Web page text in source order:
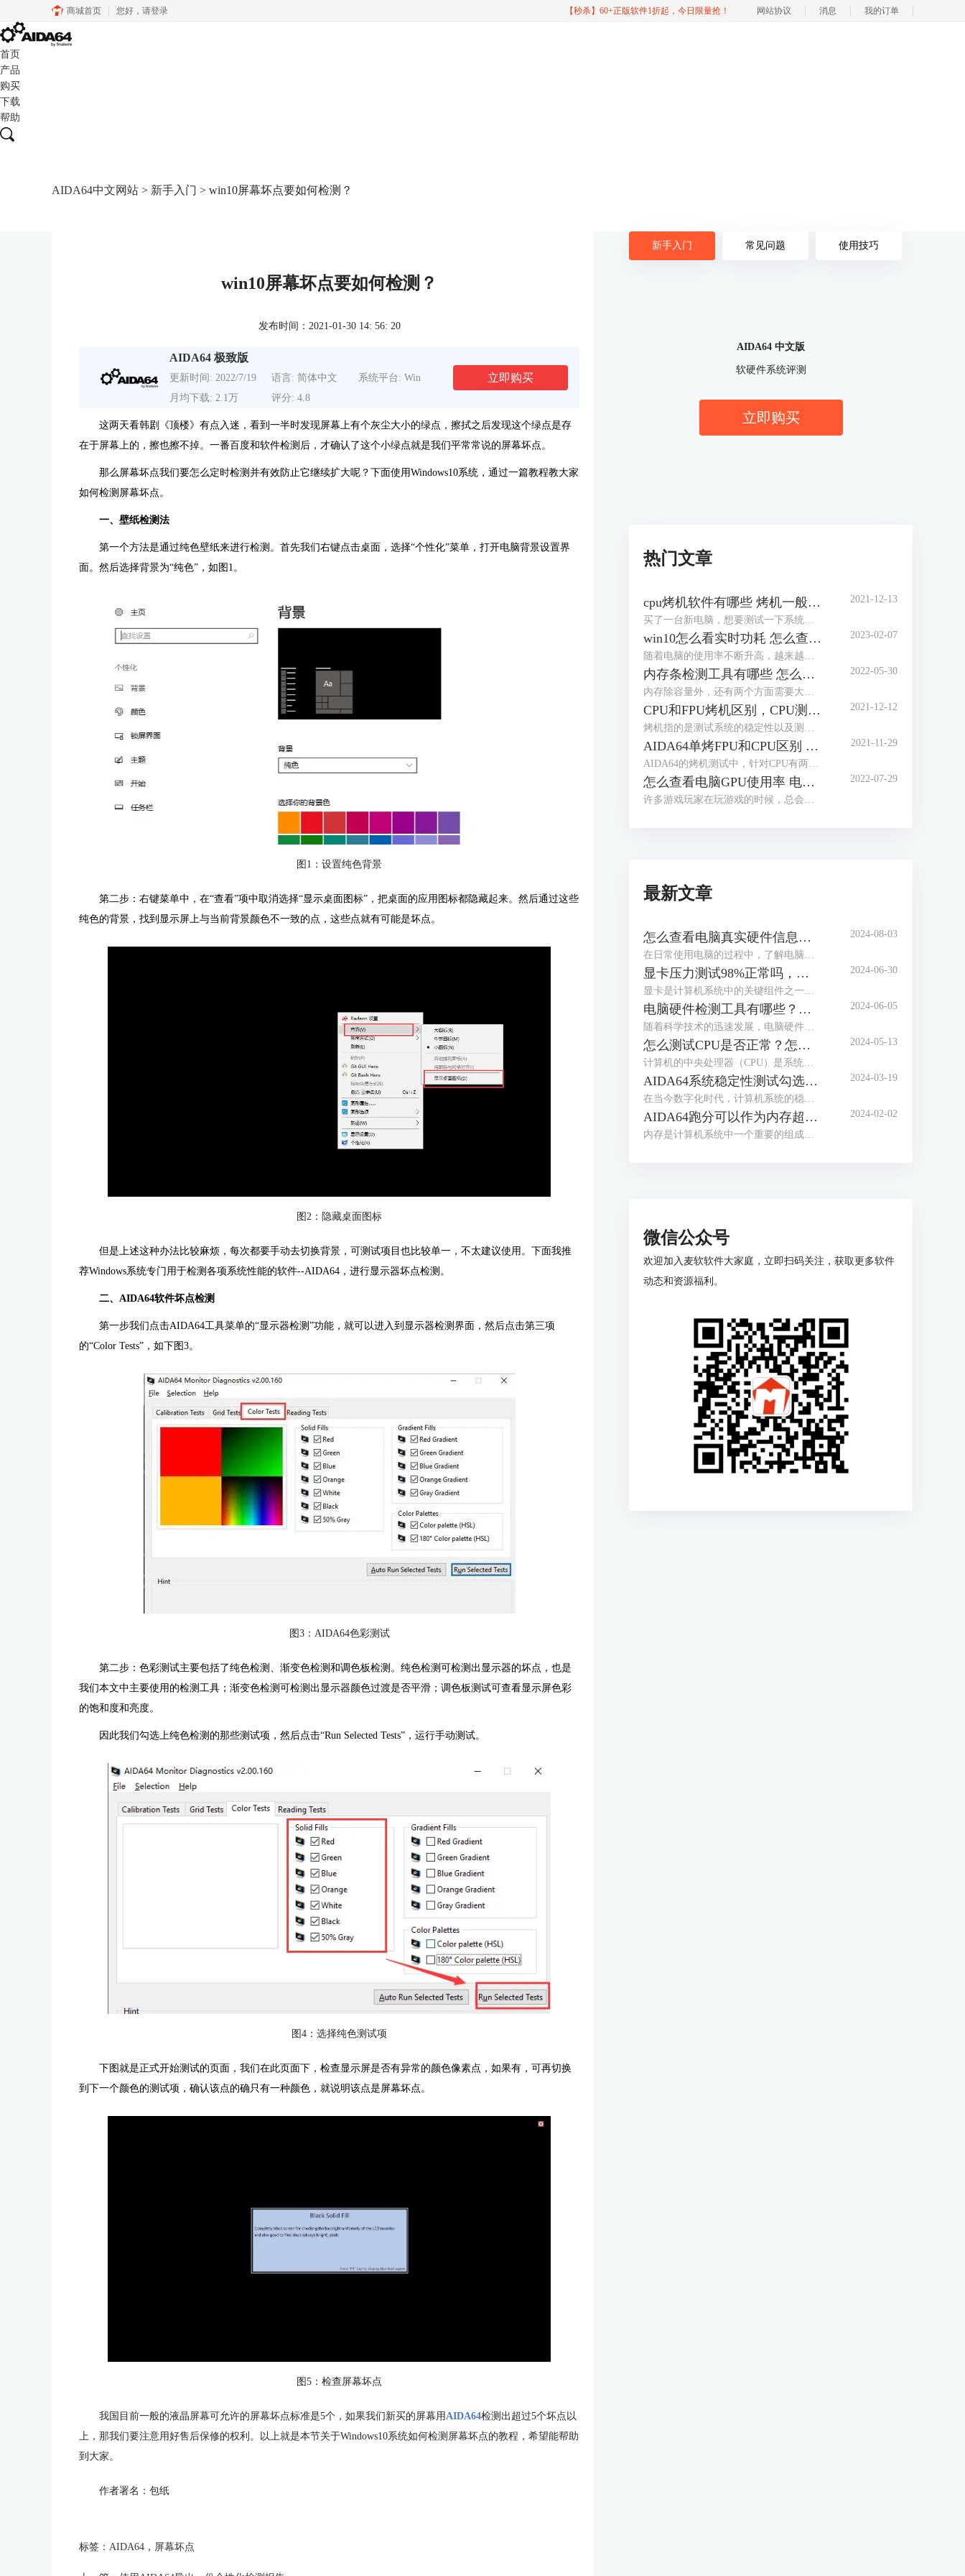
商城首页 您好， 请登录 【秒杀】60+正版软件1折起，今日限量抢！ 网站协议 消息 我的订单
首页
产品
购买
下载
帮助
AIDA64中文网站 > 新手入门 > win10屏幕坏点要如何检测？
win10屏幕坏点要如何检测？
发布时间：2021-01-30 14: 56: 20
AIDA64 极致版
更新时间: 2022/7/19 语言: 简体中文
系统平台: Win
月均下载: 2.1万
评分: 4.8
立即购买
这两天看韩剧《顶楼》有点入迷，看到一半时发现屏幕上有个灰尘大小的绿点，擦拭之后发现这个绿点是存
在于屏幕上的，擦也擦不掉。一番百度和软件检测后，才确认了这个小绿点就是我们平常常说的屏幕坏点。
那么屏幕坏点我们要怎么定时检测并有效防止它继续扩大呢？下面使用Windows10系统，通过一篇教程教大家
如何检测屏幕坏点。
一、壁纸检测法
第一个方法是通过纯色壁纸来进行检测。首先我们右键点击桌面，选择“个性化”菜单，打开电脑背景设置界
面。然后选择背景为“纯色”，如图1。
图1：设置纯色背景
第二步：右键菜单中，在“查看”项中取消选择“显示桌面图标”，把桌面的应用图标都隐藏起来。然后通过这些
纯色的背景，找到显示屏上与当前背景颜色不一致的点，这些点就有可能是坏点。
图2：隐藏桌面图标
但是上述这种办法比较麻烦，每次都要手动去切换背景，可测试项目也比较单一，不太建议使用。下面我推
荐Windows系统专门用于检测各项系统性能的软件--AIDA64，进行显示器坏点检测。
二、AIDA64软件坏点检测
第一步我们点击AIDA64工具菜单的“显示器检测”功能，就可以进入到显示器检测界面，然后点击第三项
的“Color Tests”，如下图3。
图3：AIDA64色彩测试
第二步：色彩测试主要包括了纯色检测、渐变色检测和调色板检测。纯色检测可检测出显示器的坏点，也是
我们本文中主要使用的检测工具；渐变色检测可检测出显示器颜色过渡是否平滑；调色板测试可查看显示屏色彩
的饱和度和亮度。
因此我们勾选上纯色检测的那些测试项，然后点击“Run Selected Tests”，运行手动测试。
图4：选择纯色测试项
下图就是正式开始测试的页面，我们在此页面下，检查显示屏是否有异常的颜色像素点，如果有，可再切换
到下一个颜色的测试项，确认该点的确只有一种颜色，就说明该点是屏幕坏点。
图5：检查屏幕坏点
我国目前一般的液晶屏幕可允许的屏幕坏点标准是5个，如果我们新买的屏幕用AIDA64检测出超过5个坏点以
上，那我们要注意用好售后保修的权利。以上就是本节关于Windows10系统如何检测屏幕坏点的教程，希望能帮助
到大家。
作者署名：包纸
标签： AIDA64 ， 屏幕坏点
新手入门 常见问题 使用技巧
AIDA64 中文版
软硬件系统评测
立即购买
热门文章
cpu烤机软件有哪些 烤机一般用什么软件
买了一台新电脑，想要测试一下系统的稳定性，对于市场上眼花缭乱的烤机软件，许多网友不知道怎么选择，到底用哪一个软件好，那么小编就来为大家介绍一下烤机软件有哪些，烤机一般用什么软件，，希望可以帮助到网友们少走弯路。
2021-12-13
win10怎么看实时功耗 怎么查看CPU实时功耗
随着电脑的使用率不断升高，越来越多的人开始关心电脑的使用功耗，这有助于用户更好的了解电脑性能，那么应该怎么查看电脑的实时功耗呢？下面就让我们来了解一下win10怎么看实时功耗，怎么查看CPU实时功耗吧！
2023-02-07
内存条检测工具有哪些 怎么测试内存条性能好坏
内存除容量外，还有两个方面需要大家多多关注，一个是内存的读写速度，这与内存的代际，设计密切相关，另一个是内存的颗粒，这与内存能否超频运行密切相关，如何获取这些信息，我们需要借助工具软件，内存条检测工具有哪些？怎么测试内存条性能好坏，本文将分三个小节，向大家做简单介绍。
2022-05-30
CPU和FPU烤机区别，CPU测试FPU好还是CPU好
烤机指的是测试系统的稳定性以及测试电脑的一些极限参数，烤机也被分为单烤和双烤两种方式，其中单烤FPU是能够给电脑CPU最大压力的一种测试，电脑爱好者们通常都会单烤FPU来测试电脑CPU的极限温度。而在常用的烤机软件AIDA64当中明明有单烤CPU的选项，为什么不能直接单烤CPU呢？现在我们就来解答一下我们在烤机的时候究竟应该烤CPU还是FPU，以及烤CPU和FPU的区别，快来一起看看吧！
2021-12-12
AIDA64单烤FPU和CPU区别 ,aida64怎样算烤机通过
AIDA64的烤机测试中，针对CPU有两种不同的烤机方式：CPU压力测试和FPU压力测试。那么使用AIDA64单烤FPU和CPU区别是什么，这两种测试如何进行，分别针对什么应用场景，同时aida64怎样算烤机通过，阅读完本文后，相信各位读者心中都会有清晰的答案。
2021-11-29
怎么查看电脑GPU使用率 电脑GPU使用率多少正常
许多游戏玩家在玩游戏的时候，总会关注到电脑的GPU使用率，因为一但GPU使用率过高的话，就会造成游戏卡顿等现象，那么你知道怎么查看电脑GPU使用率吗？下面就让我们一起来了解一下关于怎么查看电脑GPU使用率，电脑GPU使用率多少正常的内容吧！
2022-07-29
最新文章
怎么查看电脑真实硬件信息，怎么查看电脑硬件内存
在日常使用电脑的过程中，了解电脑的硬件信息是解决问题、升级硬件或进行维护的关键步骤。通过查看电脑的真实硬件信息，我们可以了解处理器、内存、显卡等组件的详细信息，从而更好地了解电脑的性能和使用状况。接下来给大家介绍怎么查看电脑真实硬件信息，怎么查看电脑硬件内存。
2024-08-03
显卡压力测试98%正常吗，显卡压力测试98还能用多久
显卡是计算机系统中的关键组件之一，负责处理图形和图像计算任务。在使用计算机过程中，用户可能会进行显卡压力测试，以评估其性能和稳定性。下面来给大家介绍显卡压力测试98%正常吗，显卡压力测试98还能用多久的内容。
2024-06-30
电脑硬件检测工具有哪些？电脑硬件检测工具哪个好？
随着科学技术的迅速发展，电脑硬件也是处于日新月异的变化，为了充分发挥电脑的性能，我们通常需要使用专业的硬件检测工具。这些工具不仅可以帮助用户了解电脑硬件的状态，还能提供有效的优化建议。接下来给大家介绍电脑硬件检测工具有哪些，电脑硬件检测工具哪个好。
2024-06-05
怎么测试CPU是否正常？怎么测试CPU性能？
计算机的中央处理器（CPU）是系统的心脏，对其性能的影响至关重要。因此，CPU能否正常运转是一个电脑系统工作的关键，下面给大家介绍怎么测试CPU是否正常，怎么测试CPU性能的具体内容。
2024-05-13
AIDA64系统稳定性测试勾选哪几个？AIDA64系统稳定性测试要多久？
在当今数字化时代，计算机系统的稳定性对于用户体验和工作效率至关重要。AIDA64是一款强大的系统测试工具，通过其系统稳定性测试功能，用户能够全面评估计算机的性能和稳定性。而在进行AIDA64软件进行系统稳定性测试时，选择合适的项目十分重要，下面给大家介绍AIDA64系统稳定性测试勾选哪几个，AIDA64系统稳定性测试要多久的具体内容。
2024-03-19
AIDA64跑分可以作为内存超频依据么 为什么内存跑分低
内存是计算机系统中一个重要的组成部分，其性能直接影响着整个系统的运行效率。为了更好地优化和评估内存系统的性能，人们设计了内存基准测试这一方法。内存基准测试通过设计不同的测试场景和工作负载，来模拟和衡量实际应用场景下内存的各种性能指标，从而为内存系统的优化提供依据。那AIDA64跑分可以作为内存超频依据么？为什么内存跑分低，本文向大家作简单介绍。
2024-02-02
微信公众号
欢迎加入麦软软件大家庭，立即扫码关注，获取更多软件
动态和资源福利。